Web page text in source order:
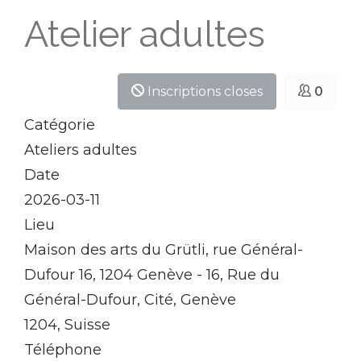
Atelier adultes
Inscriptions closes 0
Catégorie
Ateliers adultes
Date
2026-03-11
Lieu
Maison des arts du Grütli, rue Général-
Dufour 16, 1204 Genève - 16, Rue du
Général-Dufour, Cité, Genève
1204, Suisse
Téléphone